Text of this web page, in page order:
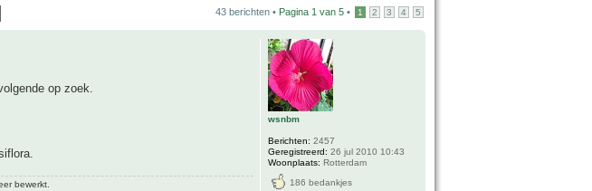
43 berichten • Pagina 1 van 5 • 1 2 3 4 5
op zoek.
bewerkt.
wsnbm
Berichten: 2457
Geregistreerd: 26 jul 2010 10:43
Woonplaats: Rotterdam
186 bedankjes